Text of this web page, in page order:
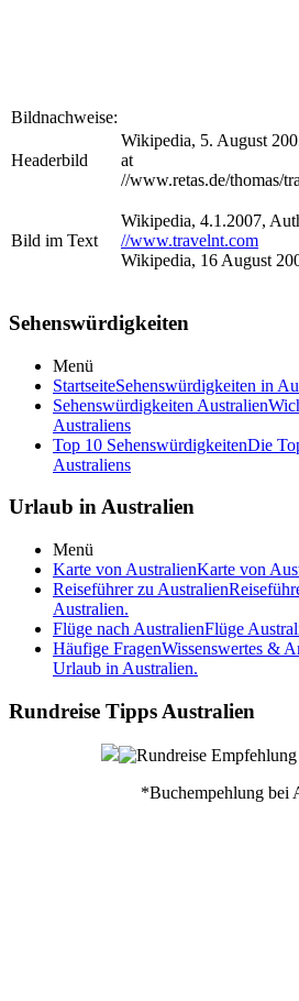
Bildnachweise:
Headerbild
Wikipedia, 5. August
at
//www.retas.de/thomas/
Bild im Text
Wikipedia, 4.1.2007,
//www.travelnt.com
Wikipedia, 16 August
Sehenswürdigkeiten
Menü
StartseiteSehenswürdigkeiten in
Sehenswürdigkeiten Australien
Australiens
Top 10 SehenswürdigkeitenDie
Australiens
Urlaub in Australien
Menü
Karte von AustralienKarte von
Reiseführer zu Australien
Australien.
Flüge nach AustralienFlüge
Häufige FragenWissenswertes &
Urlaub in Australien.
Rundreise Tipps Australien
*Buchempehlung bei